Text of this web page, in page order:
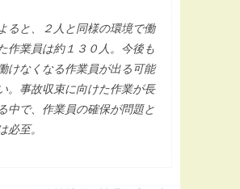
ると、２人と同様の環境で働
作業員は約１３０人。今後も
けなくなる作業員が出る可能
。事故収束に向けた作業が長
中で、作業員の確保が問題と
必至。